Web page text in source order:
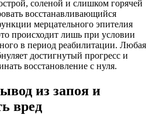
соленой и слишком горячей
восстанавливающийся
мерцательного эпителия
происходит лишь при условии
в период реабилитации. Любая
достигнутый прогресс и
восстановление с нуля.
из запоя и
вред